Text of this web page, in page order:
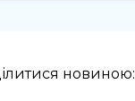
новиною: